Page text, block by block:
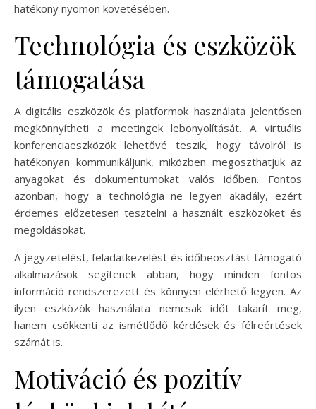
hatékony nyomon követésében.
Technológia és eszközök
támogatása
A digitális eszközök és platformok használata jelentősen
megkönnyítheti a meetingek lebonyolítását. A virtuális
konferenciaeszközök lehetővé teszik, hogy távolról is
hatékonyan kommunikáljunk, miközben megoszthatjuk az
anyagokat és dokumentumokat valós időben. Fontos
azonban, hogy a technológia ne legyen akadály, ezért
érdemes előzetesen tesztelni a használt eszközöket és
megoldásokat.
A jegyzetelést, feladatkezelést és időbeosztást támogató
alkalmazások segítenek abban, hogy minden fontos
információ rendszerezett és könnyen elérhető legyen. Az
ilyen eszközök használata nemcsak időt takarít meg,
hanem csökkenti az ismétlődő kérdések és félreértések
számát is.
Motiváció és pozitív